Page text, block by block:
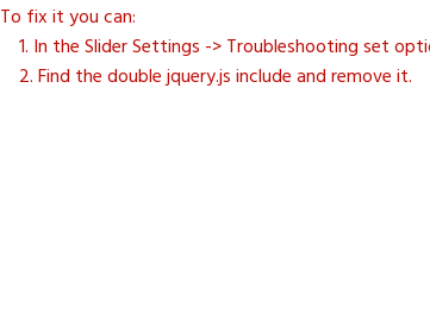
To fix it you can:
1. In the Slider Settings -> Troubleshooting set
2. Find the double jquery.js include and remove it.